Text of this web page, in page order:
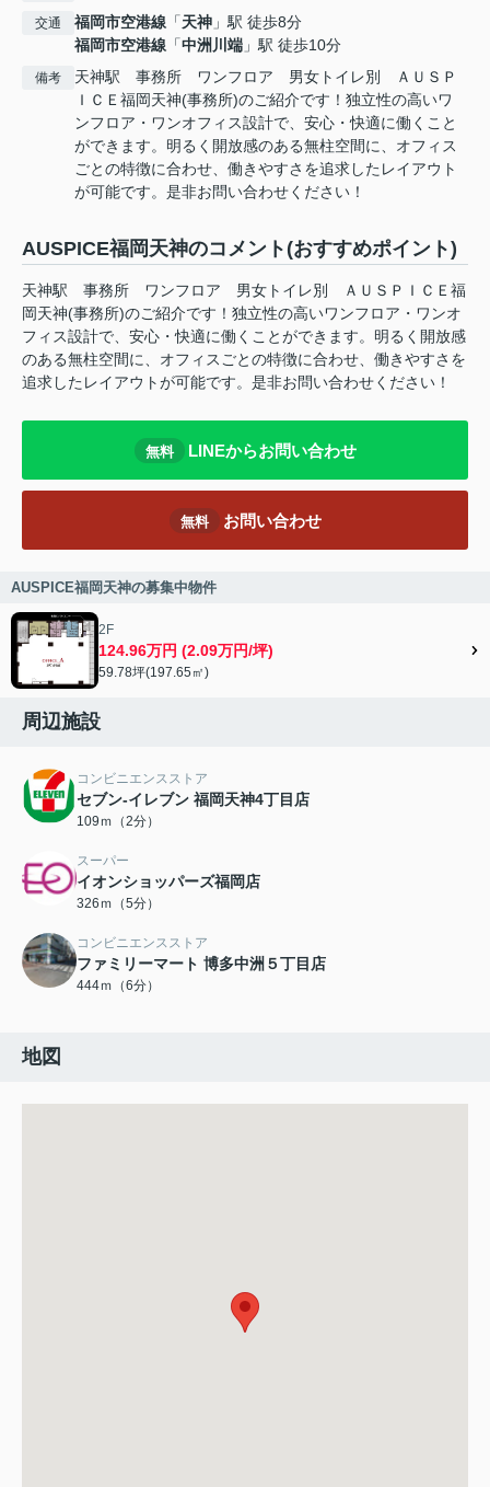
交通 福岡市空港線 「天神 」駅 徒歩8分
福岡市空港線 「中洲川端 」駅 徒歩10分
備考
天神駅 事務所 ワンフロア 男女トイレ別 ＡＵＳＰ
ＩＣＥ福岡天神(事務所)のご紹介です！独立性の高いワ
ンフロア・ワンオフィス設計で、安心・快適に働くこと
ができます。明るく開放感のある無柱空間に、オフィス
ごとの特徴に合わせ、働きやすさを追求したレイアウト
が可能です。是非お問い合わせください！
AUSPICE福岡天神のコメント(おすすめポイント)
天神駅 事務所 ワンフロア 男女トイレ別 ＡＵＳＰＩＣＥ福
岡天神(事務所)のご紹介です！独立性の高いワンフロア・ワンオ
フィス設計で、安心・快適に働くことができます。明るく開放感
のある無柱空間に、オフィスごとの特徴に合わせ、働きやすさを
追求したレイアウトが可能です。是非お問い合わせください！
無料 LINEからお問い合わせ
無料 お問い合わせ
AUSPICE福岡天神の募集中物件
2F
124.96万円 (2.09万円/坪)
59.78坪(197.65㎡)
周辺施設
コンビニエンスストア
セブン‐イレブン 福岡天神4丁目店
109ｍ（2分）
スーパー
イオンショッパーズ福岡店
326ｍ（5分）
コンビニエンスストア
ファミリーマート 博多中洲５丁目店
444ｍ（6分）
地図